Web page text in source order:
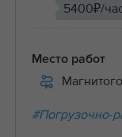
5400₽/
Место работ
#Погрузочно-